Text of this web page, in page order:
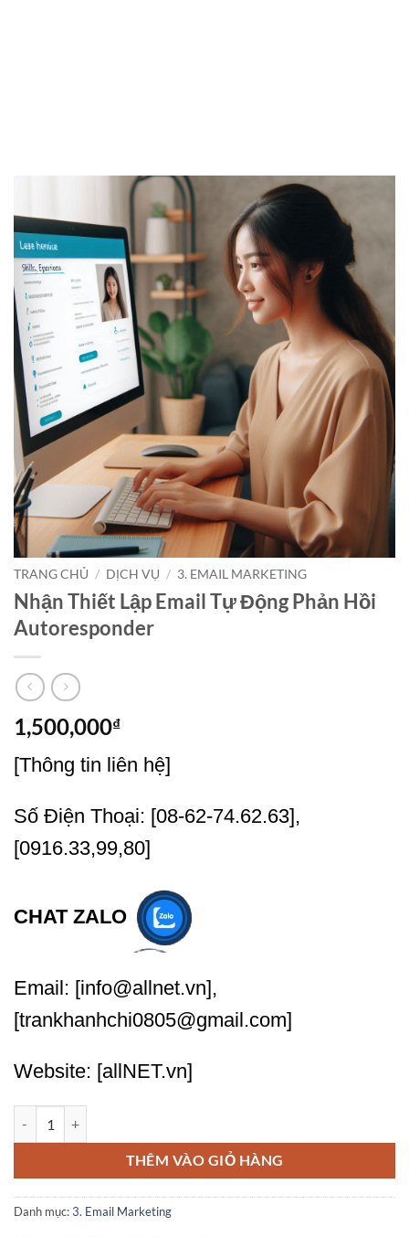
TRANG CHỦ / DỊCH VỤ / 3. EMAIL MARKETING
Nhận Thiết Lập Email Tự Động Phản Hồi
Autoresponder
1,500,000₫
[Thông tin liên hệ]
Số Điện Thoại: [08-62-74.62.63],
[0916.33,99,80]
CHAT ZALO
Email: [info@allnet.vn],
[trankhanhchi0805@gmail.com]
Website: [allNET.vn]
THÊM VÀO GIỎ HÀNG
Danh mục:3. Email Marketing